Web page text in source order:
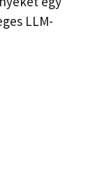
LLM-